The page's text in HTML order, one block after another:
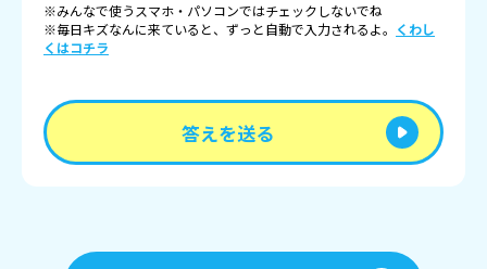
※みんなで使うスマホ・パソコンではチェックしないでね
※毎日キズなんに来ていると、ずっと自動で入力されるよ。 くわし
くはコチラ
答えを送る